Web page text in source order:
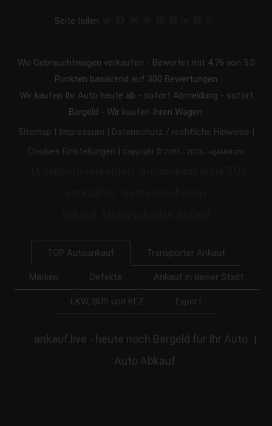
Seite teilen:
Wo Gebrauchtwagen verkaufen - Bewertet mit 4.76 von 5.0
Punkten basierend auf 300 Bewertungen
Wir kaufen Ihr Auto heute ab - sofort Abmeldung - sofort
Bargeld - Wir kaufen Ihren Wagen.
Sitemap | Impressum | Datenschutz / rechtliche Hinweise |
Cookies Einstellungen | Copyright © 2005 - 2026 - egeMotors
TOP Autoankauf Transporter Ankauf
Marken Defekte Ankauf in deiner Stadt
LKW, BUS und KFZ Export
ankauf.live - heute noch Bargeld für Ihr Auto |
Auto Abkauf